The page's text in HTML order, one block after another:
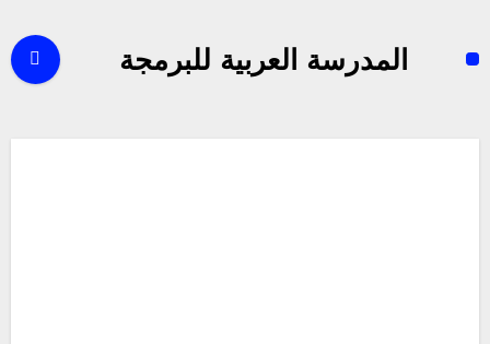
المدرسة العربية للبرمجة